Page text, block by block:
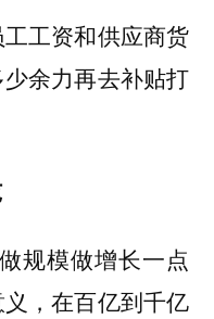
工资和供应商货
余力再去补贴打
规模做增长一点
，在百亿到千亿